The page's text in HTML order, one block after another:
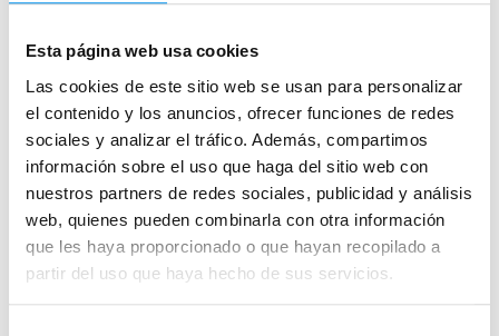
Esta página web usa cookies
Las cookies de este sitio web se usan para personalizar
el contenido y los anuncios, ofrecer funciones de redes
sociales y analizar el tráfico. Además, compartimos
información sobre el uso que haga del sitio web con
nuestros partners de redes sociales, publicidad y análisis
web, quienes pueden combinarla con otra información
que les haya proporcionado o que hayan recopilado a
partir del uso que haya hecho de sus servicios.
Mamparas de bañera sin perfilería
Plegables
Mamparas de ducha
Frontales
Mamparas rectangulares
Fijos y paneles de ducha
Semicirculares